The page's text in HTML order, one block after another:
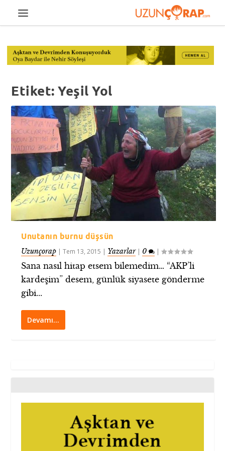
Etiket:Yeşil Yol
Unutanın burnu düşsün
Uzunçorap |Tem 13, 2015 | Yazarlar| 0 |
Sana nasıl hitap etsem bilemedim… “AKP’li
kardeşim” desem, günlük siyasete gönderme
gibi...
Devamı…